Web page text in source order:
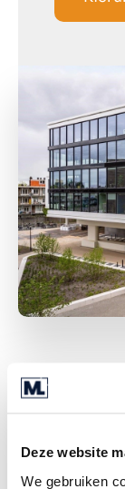
Deze website
We gebruiken